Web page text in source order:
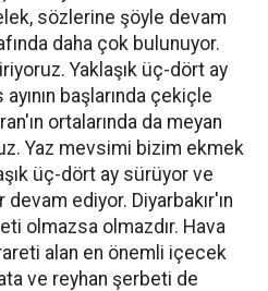
sözlerine şöyle devam
daha çok bulunuyor.
Yaklaşık üç-dört ay
başlarında çekiçle
ortalarında da meyan
Yaz mevsimi bizim ekmek
üç-dört ay sürüyor ve
devam ediyor. Diyarbakır'ın
olmazsa olmazdır. Hava
alan en önemli içecek
ve reyhan şerbeti de